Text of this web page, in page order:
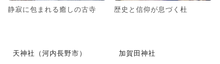
静寂に包まれる癒しの古寺 歴史と信仰が息づく杜
天神社（河内長野市） 加賀田神社